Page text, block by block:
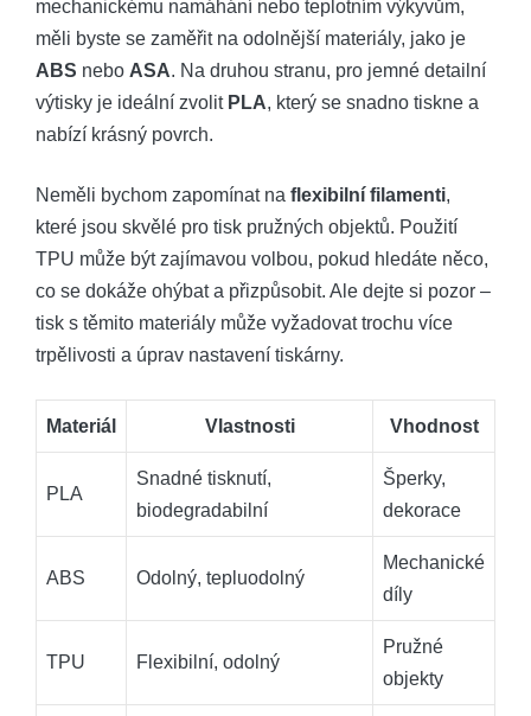
mechanickému namáhání nebo teplotním výkyvům,
měli byste se zaměřit na odolnější materiály, jako je
ABS nebo ASA. Na druhou stranu, pro jemné detailní
výtisky je ideální zvolit PLA, který se snadno tiskne a
nabízí krásný povrch.
Neměli bychom zapomínat na flexibilní filamenti,
které jsou skvělé pro tisk pružných objektů. Použití
TPU může být zajímavou volbou, pokud hledáte něco,
co se dokáže ohýbat a přizpůsobit. Ale dejte si pozor –
tisk s těmito materiály může vyžadovat trochu více
trpělivosti a úprav nastavení tiskárny.
Materiál Vlastnosti Vhodnost
PLA
Snadné tisknutí,
biodegradabilní
Šperky,
dekorace
ABS Odolný, tepluodolný
Mechanické
díly
TPU Flexibilní, odolný
Pružné
objekty